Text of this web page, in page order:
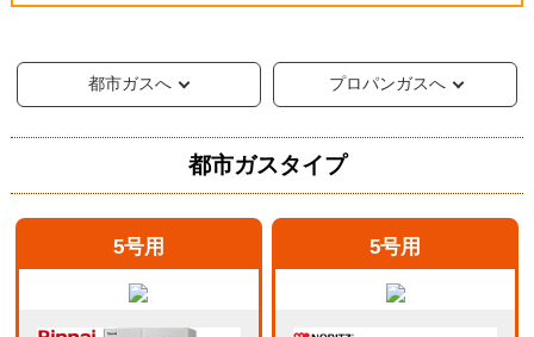
都市ガスへ プロパンガスへ
都市ガスタイプ
5号用 5号用